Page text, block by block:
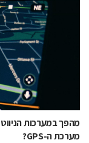
מהפך במערכות
מערכת ה-GPS?